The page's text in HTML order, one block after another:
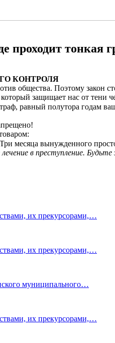
тонкая
КОНТРОЛЯ
общества. Поэтому закон
защищает нас от тени
равный полутора годам
Три месяца вынужденного
в преступление. Будьте
их прекурсорами,…
их прекурсорами,…
муниципального…
их прекурсорами,…